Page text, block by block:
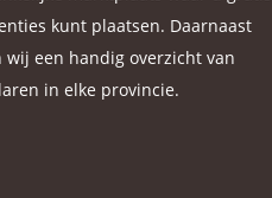
kunt plaatsen. Daarnaast
wij een handig overzicht van
in elke provincie.